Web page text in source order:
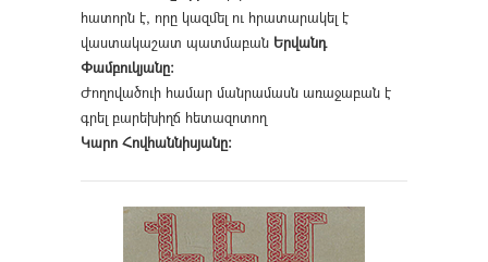
հատորն է, որը կազմել ու հրատարակել է
վաստակաշատ պատմաբան Երվանդ
Փամբուկյանը։
Ժողովածուի համար մանրամասն առաջաբան է
գրել բարեխիղճ հետազոտող
Կարո Հովհաննիսյանը։